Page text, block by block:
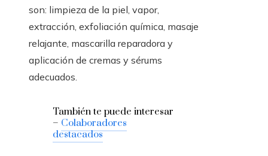
son: limpieza de la piel, vapor,
extracción, exfoliación química, masaje
relajante, mascarilla reparadora y
aplicación de cremas y sérums
adecuados.
También te puede interesar
– Colaboradores
destacados